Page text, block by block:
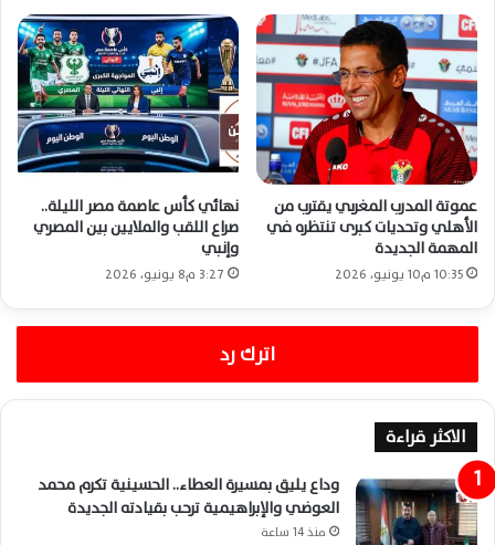
عموتة المدرب المغربي يقترب من
الأهلي وتحديات كبرى تنتظره في
المهمة الجديدة
10:35 م10 يونيو، 2026
نهائي كأس عاصمة مصر الليلة..
صراع اللقب والملايين بين المصري
وإنبي
3:27 م8 يونيو، 2026
اترك رد
الاكثر قراءة
وداع يليق بمسيرة العطاء.. الحسينية تكرم محمد
العوضي والإبراهيمية ترحب بقيادته الجديدة
منذ 14 ساعة